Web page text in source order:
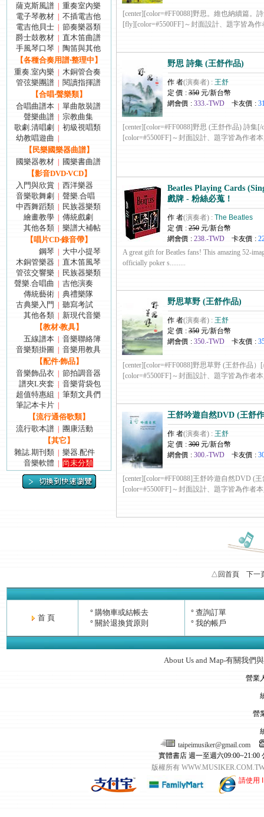
薩克斯風譜
重奏室內樂
電子琴教材
不插電吉他
電吉他貝士
節奏樂器類
爵士鼓教材
直木笛曲譜
手風琴口琴
陶笛與其他
【各種合奏用譜‧整理中】
重奏.室內樂
木銅管合奏
管弦樂團譜
閱讀指揮譜
【合唱‧聲樂類】
合唱曲譜本
單曲散裝譜
聲樂曲譜
宗教曲集
歌劇.清唱劇
初級視唱類
幼教唱遊曲
【民樂國樂器曲譜】
國樂器教材
國樂書曲譜
【影音DVD‧VCD】
入門與欣賞
西洋樂器
音樂歌舞劇
聲樂.合唱
中西舞蹈類
民族器樂類
繪畫教學
傳統戲劇
其他各類
樂譜大補帖
【唱片CD‧錄音帶】
鋼琴
大中小提琴
木銅管樂器
直木笛風琴
管弦交響樂
民族器樂類
聲樂.合唱曲
吉他演奏
傳統藝術
典禮樂隊
古典樂入門
聽寫考試
其他各類
新現代音樂
【教材‧教具】
五線譜本
音樂聯絡簿
音樂類掛圖
音樂用教具
【配件‧飾品】
音樂飾品衣
節拍調音器
譜夾L夾套
音樂背袋包
超值特惠組
筆類文具們
筆記本卡片
【流行通俗歌類】
流行歌本譜
團康活動
【其它】
雜誌.期刊類
樂器.配件
音樂軟體
尚未分類
[center][color=#FF0088]野思。維也納續篇。
[fly][color=#5500FF]～封面設計、題字皆為作
野思 詩集 (王舒作品)
作 者(演奏者) : 王舒
定 價 : 350 元/新台幣
網會價 : 333.-TWD 卡友價 :
[center][color=#FF0088]野思 (王舒作品) 詩集
[color=#5500FF]～封面設計、題字皆為作者
Beatles Playing Cards
戲牌 - 粉絲必蒐！
作 者(演奏者) : The Beatles
定 價 : 250 元/新台幣
網會價 : 238.-TWD 卡友價 :
A great gift for Beatles fans! This amazing 52-
officially poker s.........
野思草野 (王舒作品)
作 者(演奏者) : 王舒
定 價 : 350 元/新台幣
網會價 : 350.-TWD 卡友價 :
[center][color=#FF0088]野思草野 (王舒作品
[color=#5500FF]～封面設計、題字皆為作者
王舒吟遊自然DVD (王舒
作 者(演奏者) : 王舒
定 價 : 300 元/新台幣
網會價 : 300.-TWD 卡友價 :
[center][color=#FF0088]王舒吟遊自然DVD (
[color=#5500FF]～封面設計、題字皆為作者
△回首頁 下一
首 頁
° 購物車或結帳去
° 關於退換貨原則
° 查詢訂單
° 我的帳戶
About Us and Map‧有關我們
營業
營
taipeimusiker@gmail.com
實體書店 週一至週六09:00~21:00
版權所有
請使用